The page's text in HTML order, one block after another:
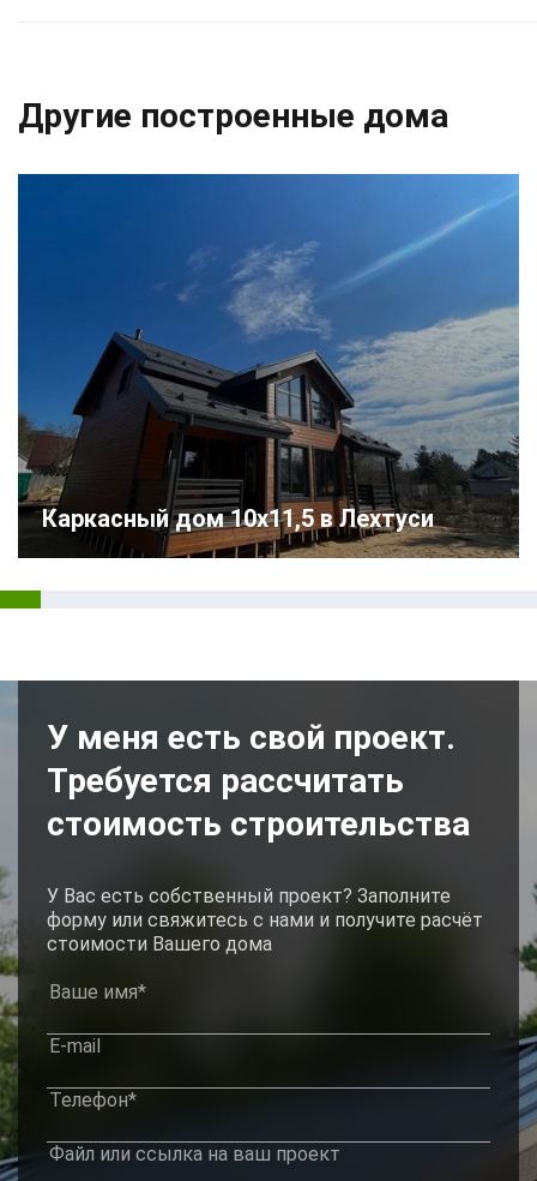
Другие построенные дома
Каркасный дом 10х11,5 в Лехтуси
У меня есть свой проект.
Требуется рассчитать
стоимость строительства
У Вас есть собственный проект? Заполните
форму или свяжитесь с нами и получите расчёт
стоимости Вашего дома